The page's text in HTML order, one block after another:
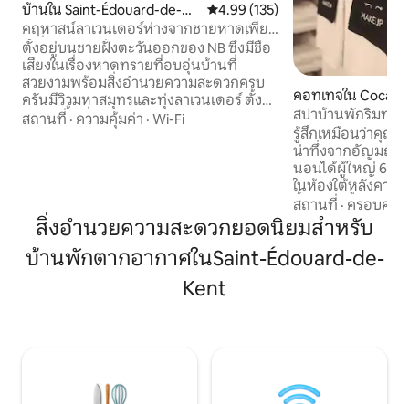
บ้านใน Saint-Édouard-de-Ke
nt
คะแนนเฉลี่ย 4.99 จาก 5, 135 รีวิว
4.99 (135)
คฤหาสน์ลาเวนเดอร์ห่างจากชายหาดเพียง
ไม่กี่นาที!
ตั้งอยู่บนชายฝั่งตะวันออกของ NB ซึ่งมีชื่อ
เสียงในเรื่องหาดทรายที่อบอุ่นบ้านที่
สวยงามพร้อมสิ่งอำนวยความสะดวกครบ
ครันมีวิวมหาสมุทรและทุ่งลาเวนเดอร์ ตั้ง
อยู่บนพื้นที่ 100 เอเคอร์และขับรถเพียง 2
นาทีถึงชายหาดมีเส้นทางเดินขี่จักรยาน
การเล่นสโนว์โมบิลหรือการปั่นจักรยาน
สัมผัสความเป็นส่วนตัวและความเงียบสงบ
ในขณะที่ยังเพลิดเพลินกับความสะดวก
สถานที่ · ความคุ้มค่า · Wi-Fi
คอทเทจใน
สปาบ้านพักริมทะเ
รู้สึกเหมือนว่าคุณอ
น่าทึ่งจากอัญมณีริ
นอนได้ผู้ใหญ่ 6 ค
ในห้องใต้หลังคา
ขึ้นเหนือน้ำ เสียง
อ่างอาบน้ำร้อน วิว
มากมายบนท้องฟ้
ระหว่าง Shediac
ฝั่งอะคาเดียนที่ดี
สถานที่ · ครอบครัว
สิ่งอำนวยความสะดวกยอดนิยมสำหรับ
บ้านพักตากอากาศในSaint-Édouard-de-
Kent